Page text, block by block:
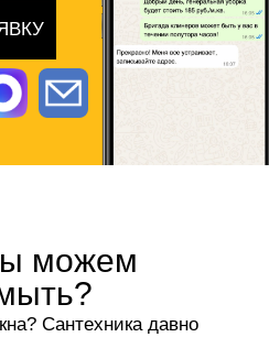
можем
Сантехника давно